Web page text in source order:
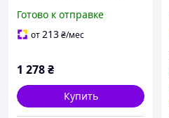
Готово к отправке
от213₴/мес
1 278₴
Купить